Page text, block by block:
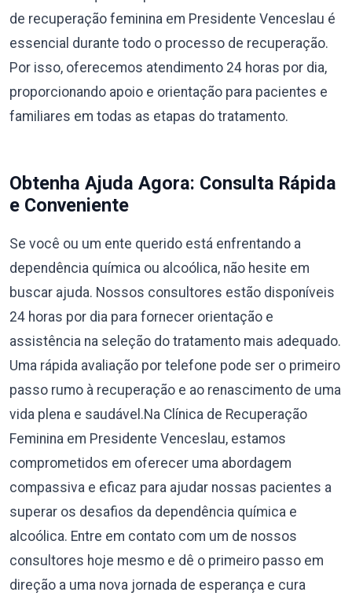
de recuperação feminina em Presidente Venceslau é
essencial durante todo o processo de recuperação.
Por isso, oferecemos atendimento 24 horas por dia,
proporcionando apoio e orientação para pacientes e
familiares em todas as etapas do tratamento.
Obtenha Ajuda Agora: Consulta Rápida
e Conveniente
Se você ou um ente querido está enfrentando a
dependência química ou alcoólica, não hesite em
buscar ajuda. Nossos consultores estão disponíveis
24 horas por dia para fornecer orientação e
assistência na seleção do tratamento mais adequado.
Uma rápida avaliação por telefone pode ser o primeiro
passo rumo à recuperação e ao renascimento de uma
vida plena e saudável.Na Clínica de Recuperação
Feminina em Presidente Venceslau, estamos
comprometidos em oferecer uma abordagem
compassiva e eficaz para ajudar nossas pacientes a
superar os desafios da dependência química e
alcoólica. Entre em contato com um de nossos
consultores hoje mesmo e dê o primeiro passo em
direção a uma nova jornada de esperança e cura